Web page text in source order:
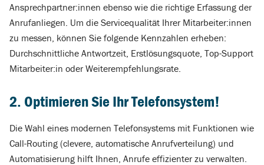
Ansprechpartner:innen ebenso wie die richtige Erfassung der
Anrufanliegen. Um die Servicequalität Ihrer Mitarbeiter:innen
zu messen, können Sie folgende Kennzahlen erheben:
Durchschnittliche Antwortzeit, Erstlösungsquote, Top-Support
Mitarbeiter:in oder Weiterempfehlungsrate.
2. Optimieren Sie Ihr Telefonsystem!
Die Wahl eines modernen Telefonsystems mit Funktionen wie
Call-Routing (clevere, automatische Anrufverteilung) und
Automatisierung hilft Ihnen, Anrufe effizienter zu verwalten.